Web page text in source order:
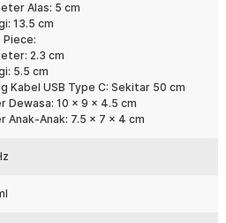
rechargeable dan tanpa baterai.
baterai Ni-MH 1000 mAh yang
Sementara varian tanpa baterai
Type-C. Memberikan fleksibilitas
nebulizer ini mudah dibawa ke
maupun penggunaan harian.
Alas: 5 cm
13.5 cm
2.3 cm
5.5 cm
Kabel USB Type C: Sekitar 50 cm
Dewasa: 10 x 9 x 4.5 cm
Anak-Anak: 7.5 x 7 x 4 cm